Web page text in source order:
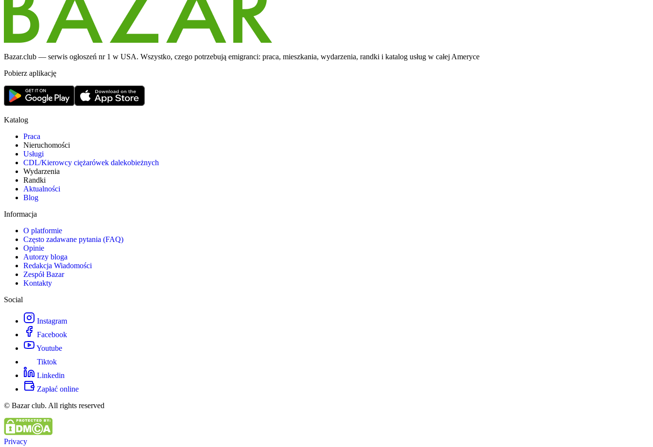
Bazar.club — serwis ogłoszeń nr 1 w USA. Wszystko, czego potrzebują emigranci: praca, mieszkania, wydarzenia, randki i katalog usług w całej Ameryce
Pobierz aplikację
Katalog
Praca
Nieruchomości
Usługi
CDL/Kierowcy ciężarówek dalekobieżnych
Wydarzenia
Randki
Aktualności
Blog
Informacja
O platformie
Często zadawane pytania (FAQ)
Opinie
Autorzy bloga
Redakcja Wiadomości
Zespół Bazar
Kontakty
Social
Instagram
Facebook
Youtube
Tiktok
Linkedin
Zapłać online
© Bazar club. All rights reserved
Privacy